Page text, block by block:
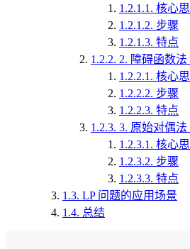
1.2.1.1. 核心
1.2.1.2. 步骤
1.2.1.3. 特点
1.2.2. 2. 障碍函数法
1.2.2.1. 核心
1.2.2.2. 步骤
1.2.2.3. 特点
1.2.3. 3. 原始对偶法
1.2.3.1. 核心
1.2.3.2. 步骤
1.2.3.3. 特点
1.3. LP 问题的应用场景
1.4. 总结